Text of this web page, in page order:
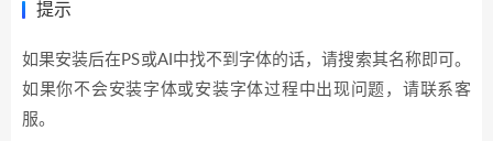
提示
如果安装后在PS或AI中找不到字体的话，请搜索其名称即可。
如果你不会安装字体或安装字体过程中出现问题，请联系客
服。